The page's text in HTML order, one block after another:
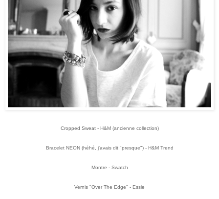
Cropped Sweat - H&M (ancienne collection)
Bracelet NEON (héhé, j'avais dit "presque") - H&M Trend
Montre - Swatch
Vernis "Over The Edge" - Essie